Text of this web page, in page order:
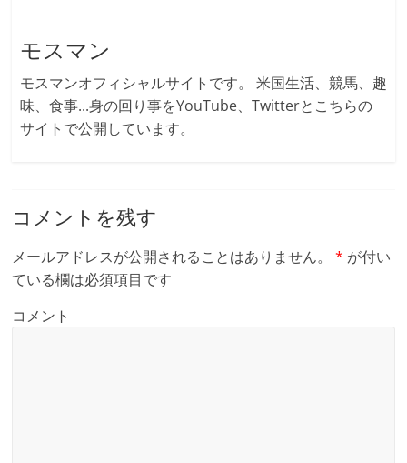
モスマン
モスマンオフィシャルサイトです。 米国生活、競馬、趣
味、食事...身の回り事をYouTube、Twitterとこちらの
サイトで公開しています。
コメントを残す
メールアドレスが公開されることはありません。 * が付い
ている欄は必須項目です
コメント